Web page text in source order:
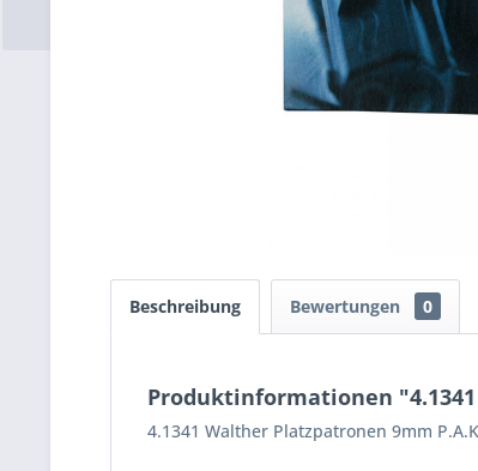
Beschreibung Bewertungen 0
Produktinformationen
4.1341 Walther Platzpatronen 9mm